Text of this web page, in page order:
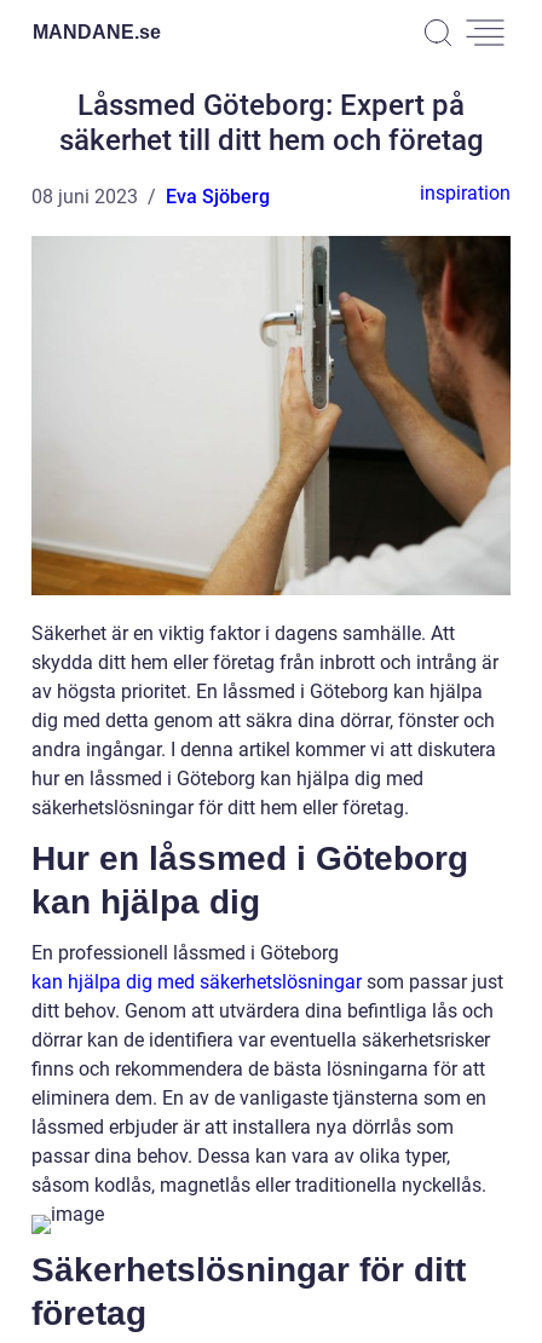
MANDANE.se
Låssmed Göteborg: Expert på
säkerhet till ditt hem och företag
08 juni 2023 Eva Sjöberg inspiration
Säkerhet är en viktig faktor i dagens samhälle. Att
skydda ditt hem eller företag från inbrott och intrång är
av högsta prioritet. En låssmed i Göteborg kan hjälpa
dig med detta genom att säkra dina dörrar, fönster och
andra ingångar. I denna artikel kommer vi att diskutera
hur en låssmed i Göteborg kan hjälpa dig med
säkerhetslösningar för ditt hem eller företag.
Hur en låssmed i Göteborg
kan hjälpa dig
En professionell låssmed i Göteborg
kan hjälpa dig med säkerhetslösningarsom passar just
ditt behov. Genom att utvärdera dina befintliga lås och
dörrar kan de identifiera var eventuella säkerhetsrisker
finns och rekommendera de bästa lösningarna för att
eliminera dem. En av de vanligaste tjänsterna som en
låssmed erbjuder är att installera nya dörrlås som
passar dina behov. Dessa kan vara av olika typer,
såsom kodlås, magnetlås eller traditionella nyckellås.
Säkerhetslösningar för ditt
företag